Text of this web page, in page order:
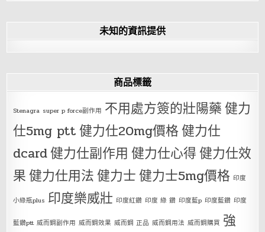
未知的資訊提供
商品標籤
Stenagra super p force副作用 不用處方簽的壯陽藥健力
仕5mg ptt健力仕20mg價格健力仕
dcard健力仕副作用 健力仕心得健力仕效
果健力仕用法健力士健力士5mg價格 印度
小綠瓶plus 印度樂威壯 印度紅鑽 印度 綠 鑽 印度藍p 印度藍鑽 印度
藍鑽ptt 威而鋼副作用 威而鋼效果 威而鋼 正品 威而鋼用法 威而鋼購買 強